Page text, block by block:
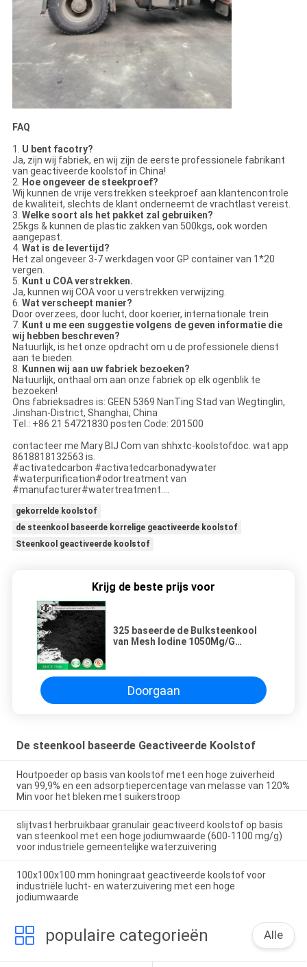
FAQ
1. U bent facotry?
Ja, zijn wij fabriek, en wij zijn de eerste professionele fabrikant
van geactiveerde koolstof in China!
2.
Hoe ongeveer de steekproef?
Wij kunnen de vrije verstrekken steekproef aan klantencontrole
de kwaliteit, slechts de klant onderneemt de vrachtlast vereist.
3. Welke soort als het pakket zal gebruiken?
25kgs & kunnen de plastic zakken van 500kgs, ook worden
aangepast.
4. Wat is de levertijd?
Het zal ongeveer 3-7 werkdagen voor GP container van 1*20
vergen.
5.
Kunt u COA verstrekken.
Ja, kunnen wij COA voor u verstrekken verwijzing.
6. Wat verscheept manier?
Door overzees, door lucht, door koerier, internationale trein
7. Kunt u me een suggestie volgens de geven informatie die
wij hebben beschreven?
Natuurlijk, is het onze opdracht om u de professionele dienst
aan te bieden.
8.
Kunnen wij aan uw fabriek bezoeken?
Natuurlijk, onthaal om aan onze fabriek op elk ogenblik te
bezoeken!
Ons fabrieksadres is: GEEN 5369 NanTing Stad van Wegtinglin,
Jinshan-District, Shanghai, China
Tel.: +86 21 54721830 posten Code: 201500
contacteer me Mary BIJ Com van shhxtc-koolstofdoc. wat app
8618818132563 is.
#activatedcarbon #activatedcarbonadywater
#waterpurification#odortreatment van
#manufacturer#watertreatment….
gekorrelde koolstof
de steenkool baseerde korrelige geactiveerde koolstof
Steenkool geactiveerde koolstof
Krijg de beste prijs voor
325 baseerde de Bulksteenkool
van Mesh Iodine 1050Mg/G
Doorgaan
De steenkool baseerde Geactiveerde Koolstof
Houtpoeder op basis van koolstof met een hoge zuiverheid
van 99,9% en een adsorptiepercentage van melasse van 120%
Min voor het bleken met suikerstroop
slijtvast herbruikbaar granulair geactiveerd koolstof op basis
van steenkool met een hoge jodiumwaarde (600-1100 mg/g)
voor industriële gemeentelijke waterzuivering
100x100x100 mm honingraat geactiveerde koolstof voor
industriële lucht- en waterzuivering met een hoge
jodiumwaarde
populaire categorieën Alle